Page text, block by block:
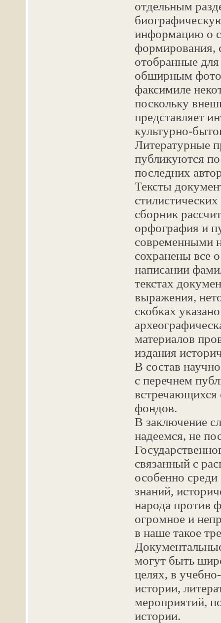
отдельным
информацию о
формирования,
отобранные
обширным
факсимиле
поскольку
представляет
культурно-
Литературные
публикуются
последних
Тексты
сборник
орфография и
современными
сохранены все
написании
текстах
выражения,
скобках
материалов
издания
В состав
с перечнем
встречающихся
фондов.
В заключение
надеемся, не
связанный с
особенно
знаний,
народа против
огромное и
в наше такое
могут быть
целях, в
истории,
мероприятий,
истории.